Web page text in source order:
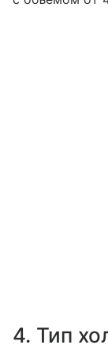
4. Тип